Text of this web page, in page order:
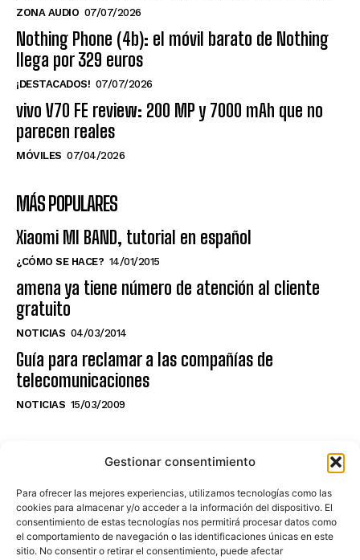
Gestionar consentimiento
Para ofrecer las mejores experiencias, utilizamos tecnologías como las
cookies para almacenar y/o acceder a la información del dispositivo. El
consentimiento de estas tecnologías nos permitirá procesar datos como
el comportamiento de navegación o las identificaciones únicas en este
sitio. No consentir o retirar el consentimiento, puede afectar
ZONA AUDIO 07/07/2026
Nothing Phone (4b): el móvil barato de Nothing
llega por 329 euros
¡DESTACADOS! 07/07/2026
vivo V70 FE review: 200 MP y 7000 mAh que no
parecen reales
MÓVILES 07/04/2026
MÁS POPULARES
Xiaomi MI BAND, tutorial en español
¿CÓMO SE HACE? 14/01/2015
amena ya tiene número de atención al cliente
gratuito
NOTICIAS 04/03/2014
Guía para reclamar a las compañías de
telecomunicaciones
NOTICIAS 15/03/2009
NO TE PIERDAS LO ÚLTIMO DEL CANAL
Haz clic en «Estoy de acuerdo» para
activar Youtube